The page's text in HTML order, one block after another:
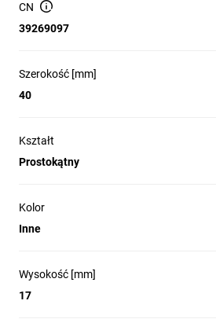
CN
39269097
Szerokość [mm]
40
Kształt
Prostokątny
Kolor
Inne
Wysokość [mm]
17